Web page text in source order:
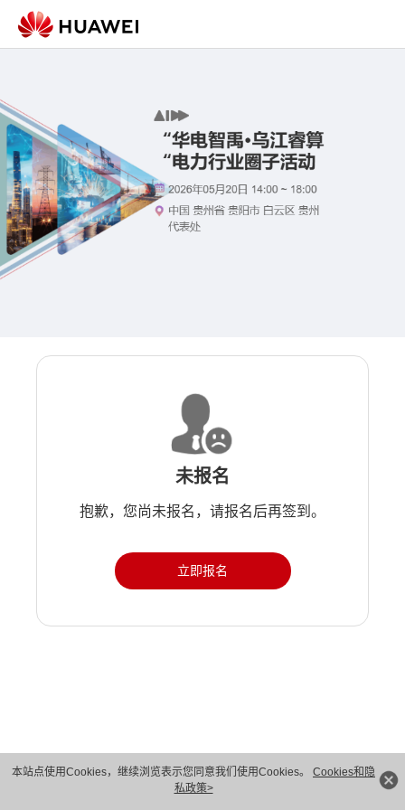
本站点使用Cookies，继续浏览表示您同意我们使用Cookies。 Cookies和隐
私政策>
未报名
抱歉，您尚未报名，请报名后再签到。
立即报名
版权所有 © 华为技术有限公司 1998-2026。 保留一切权利。粤A2-20044005号
隐私保护
法律声明